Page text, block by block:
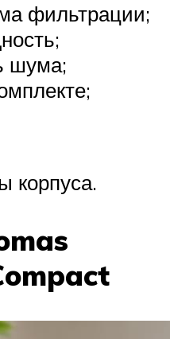
фильтрации;
шума;
корпуса.